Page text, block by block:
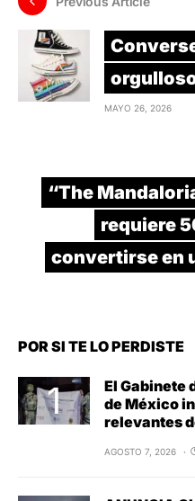
MAYO 26, 2026
“The
requiere
convertirse en
POR SI TE LO PERDISTE
El Gabinete
de México
relevantes
AGOSTO 7, 2026